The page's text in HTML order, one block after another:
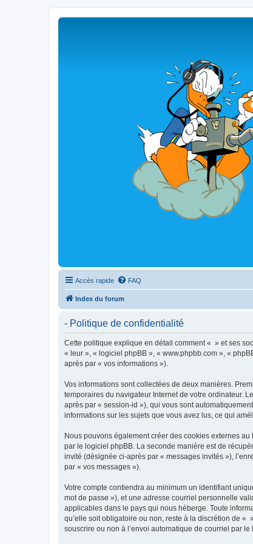
Accès rapide FAQ
Index du forum
- Politique de confidentialité
Cette politique explique en détail comment « » et ses
« leur », « logiciel phpBB », « www.phpbb.com », «
après par « vos informations »).
Vos informations sont collectées de deux manières.
temporaires du navigateur Internet de votre ordinateur.
après par « session-id »), qui vous sont
informations sur les sujets que vous avez lus, ce qui
Nous pouvons également créer des cookies externes
par le logiciel phpBB. La seconde manière est de
invité (désignée ci-après par « messages invités »),
par « vos messages »).
Votre compte contiendra au minimum un identifiant
mot de passe »), et une adresse courriel personnelle
applicables dans le pays qui nous héberge. Toute
qu’elle soit obligatoire ou non, reste à la discrétion de
souscrire ou non à l’envoi automatique de courriel par le